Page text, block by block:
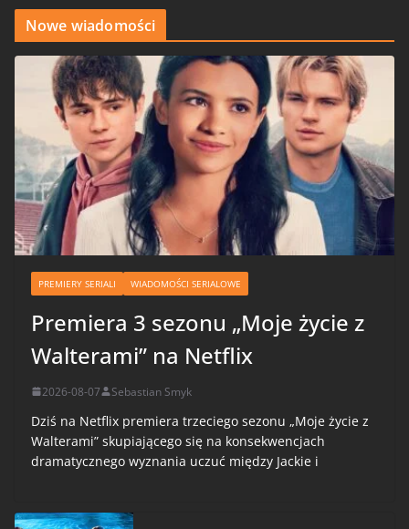
Nowe wiadomości
PREMIERY SERIALI WIADOMOŚCI SERIALOWE
Premiera 3 sezonu „Moje życie z
Walterami” na Netflix
2026-08-07 Sebastian Smyk
Dziś na Netflix premiera trzeciego sezonu „Moje życie z
Walterami” skupiającego się na konsekwencjach
dramatycznego wyznania uczuć między Jackie i